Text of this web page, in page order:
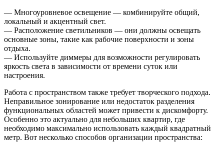
— Многоуровневое освещение — комбинируйте общий,
локальный и акцентный свет.
— Расположение светильников — они должны освещать
основные зоны, такие как рабочие поверхности и зоны
отдыха.
— Используйте диммеры для возможности регулировать
яркость света в зависимости от времени суток или
настроения.
Работа с пространством также требует творческого подхода.
Неправильное зонирование или недостаток разделения
функциональных областей может привести к дискомфорту.
Особенно это актуально для небольших квартир, где
необходимо максимально использовать каждый квадратный
метр. Вот несколько способов организации пространства: